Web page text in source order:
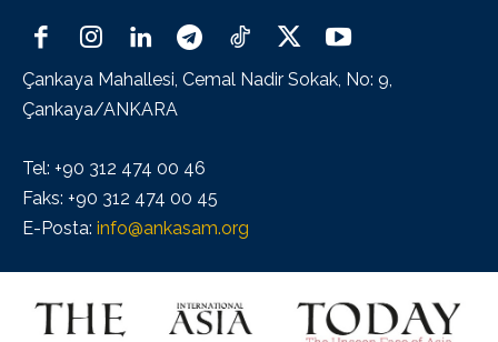
Çankaya Mahallesi, Cemal Nadir Sokak, No: 9,
Çankaya/ANKARA
Tel: +90 312 474 00 46
Faks: +90 312 474 00 45
E-Posta: info@ankasam.org